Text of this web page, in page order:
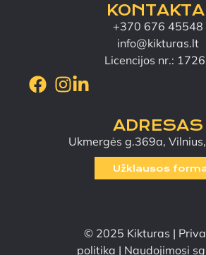
+370 676 45548
info@kikturas.lt
Licencijos nr.:
ADRESAS
Ukmergės g.369a,
Užklausos
© 2025 Kikturas |
politika | Naudojimosi